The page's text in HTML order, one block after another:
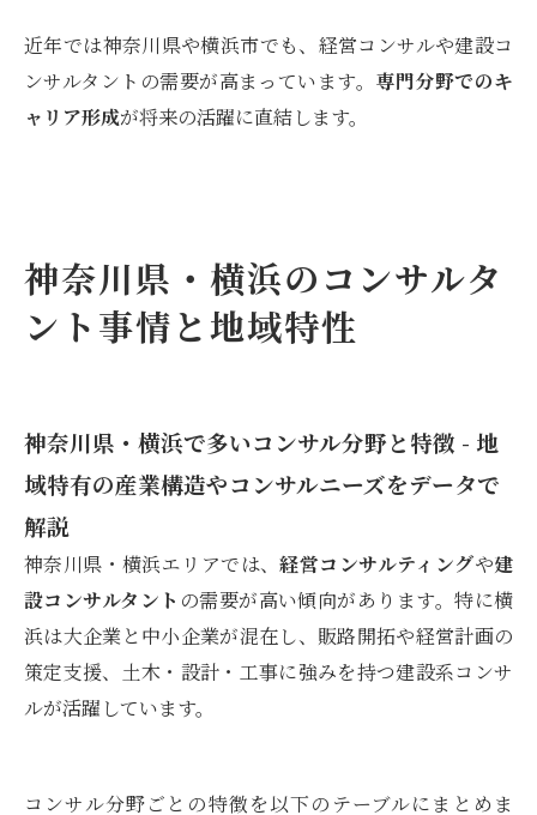
近年では神奈川県や横浜市でも、経営コンサルや建設コ
ンサルタントの需要が高まっています。 専門分野でのキ
ャリア形成が将来の活躍に直結します。
神奈川県・横浜のコンサルタ
ント事情と地域特性
神奈川県・横浜で多いコンサル分野と特徴 - 地
域特有の産業構造やコンサルニーズをデータで
解説
神奈川県・横浜エリアでは、経営コンサルティングや建
設コンサルタント の需要が高い傾向があります。特に横
浜は大企業と中小企業が混在し、販路開拓や経営計画の
策定支援、土木・設計・工事に強みを持つ建設系コンサ
ルが活躍しています。
コンサル分野ごとの特徴を以下のテーブルにまとめま